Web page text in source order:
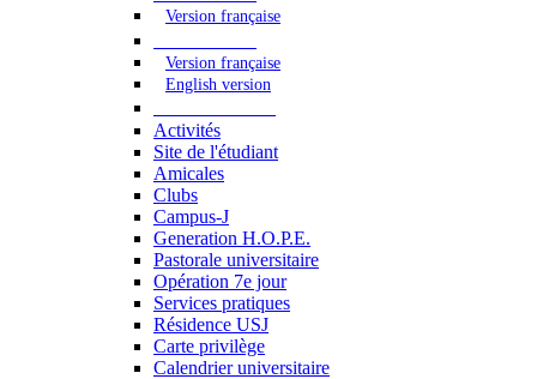
Version française
Version française
English version
Activités
Site de l'étudiant
Amicales
Clubs
Campus-J
Generation H.O.P.E.
Pastorale universitaire
Opération 7e jour
Services pratiques
Résidence USJ
Carte privilège
Calendrier universitaire